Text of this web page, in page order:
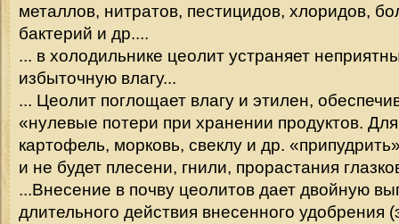
металлов, нитратов, пестицидов, хлоридов,
бактерий и др....
... в холодильнике цеолит устраняет
избыточную влагу...
... Цеолит поглощает влагу и этилен,
«нулевые потери при хранении продуктов.
картофель, морковь, свеклу и др.
и не будет плесени, гнили, прорастания
...Внесение в почву цеолитов дает двойную
длительного действия внесенного удобрения